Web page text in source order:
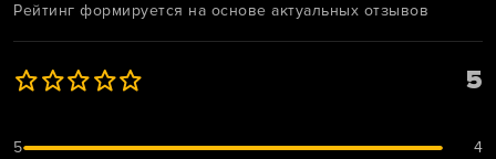
Рейтинг формируется на основе актуальных отзывов
5
5
4